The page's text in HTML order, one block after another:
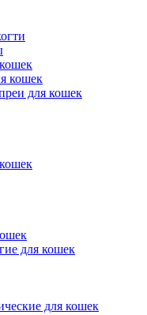
кошек
для кошек
для кошек
для кошек